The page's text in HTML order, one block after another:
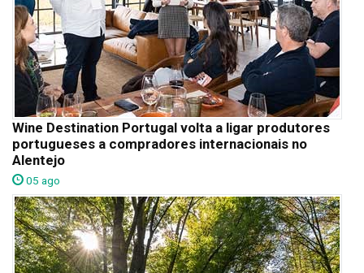
Wine Destination Portugal volta a ligar produtores
portugueses a compradores internacionais no
Alentejo
05 ago